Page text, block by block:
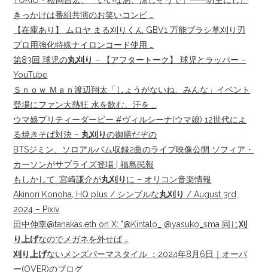
きっかけは番組共演のお笑いコンビ …
【在庫あり】 ムロヤ まる刈りくん GBV1 万能ブラシ草刈り刃
プロ用強化特殊ナイロンコード使用 …
第83回 球児の丸刈り – 【アフタートーク】 球児とラッパー –
YouTube
Ｓｎｏｗ Ｍａｎ渡辺翔太「しょうがないね、みんな」イベント
登場にファン大熱狂 水を飲む、汗を …
ウマ娘プリティーダービー #ヴィルシーナ(ウマ娘) 12世代によ
る焼きそば対決 – 丸刈りの御膳だぞの
BTSジミン、ソロアルバム収録2曲のライブ映像公開 ソフィア・
カーソンがサプライズ登場 | 福島民報
もしかして…宮崎謙介が丸刈り に – オリコン音楽情報
Akinori Konoha, HQ plus / シンプルな丸刈り / August 3rd,
2024 – Pixiv
田中伸幸@tanakas.eth on X: "@Kintalo_ @yasuko_sma 同じ刈
り上げなのでメガネを外せば …
刈り上げないメンズパーマスタイル ：2024年8月6日｜オーバ
ー(OVER)のブログ